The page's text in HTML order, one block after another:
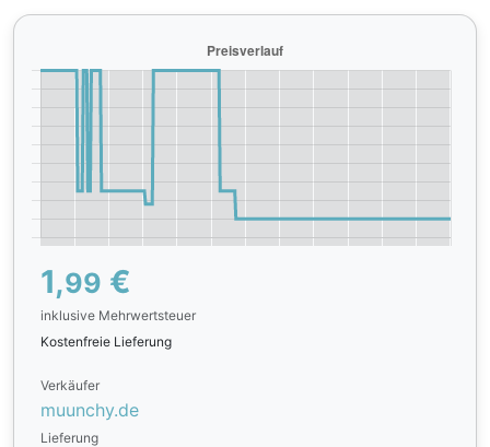
1,99 €
inklusive Mehrwertsteuer
Kostenfreie Lieferung
Verkäufer
muunchy.de
Lieferung